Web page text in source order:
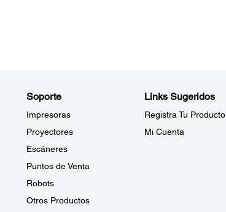
Soporte
Impresoras
Proyectores
Escáneres
Puntos de Venta
Robots
Otros Productos
Links Sugeridos
Registra Tu Producto
Mi Cuenta